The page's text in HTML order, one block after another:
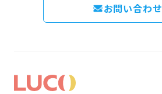
お問い合わせ